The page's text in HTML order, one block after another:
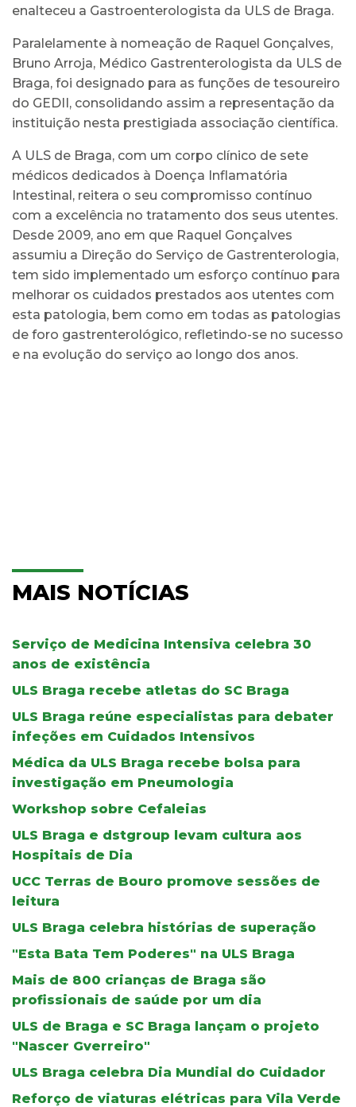
enalteceu a Gastroenterologista da ULS de Braga.
Paralelamente à nomeação de Raquel Gonçalves,
Bruno Arroja, Médico Gastrenterologista da ULS de
Braga, foi designado para as funções de tesoureiro
do GEDII, consolidando assim a representação da
instituição nesta prestigiada associação científica.
A ULS de Braga, com um corpo clínico de sete
médicos dedicados à Doença Inflamatória
Intestinal, reitera o seu compromisso contínuo
com a excelência no tratamento dos seus utentes.
Desde 2009, ano em que Raquel Gonçalves
assumiu a Direção do Serviço de Gastrenterologia,
tem sido implementado um esforço contínuo para
melhorar os cuidados prestados aos utentes com
esta patologia, bem como em todas as patologias
de foro gastrenterológico, refletindo-se no sucesso
e na evolução do serviço ao longo dos anos.
MAIS NOTÍCIAS
Serviço de Medicina Intensiva celebra 30
anos de existência
ULS Braga recebe atletas do SC Braga
ULS Braga reúne especialistas para debater
infeções em Cuidados Intensivos
Médica da ULS Braga recebe bolsa para
investigação em Pneumologia
Workshop sobre Cefaleias
ULS Braga e dstgroup levam cultura aos
Hospitais de Dia
UCC Terras de Bouro promove sessões de
leitura
ULS Braga celebra histórias de superação
"Esta Bata Tem Poderes" na ULS Braga
Mais de 800 crianças de Braga são
profissionais de saúde por um dia
ULS de Braga e SC Braga lançam o projeto
"Nascer Gverreiro"
ULS Braga celebra Dia Mundial do Cuidador
Reforço de viaturas elétricas para Vila Verde